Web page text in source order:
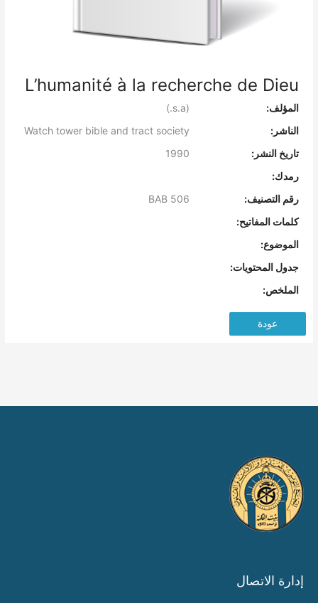
L’humanité à la recherche de Dieu
المؤلف:
(s.a.)
الناشر:
تاريخ النشر:
رمدك:
رقم التصنيف:
كلمات المفاتيح:
الموضوع:
جدول المحتويات:
الملخص:
عودة
إدارة الاتصال